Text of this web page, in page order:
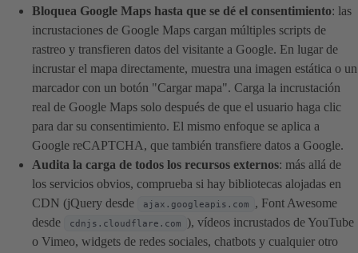
Bloquea Google Maps hasta que se dé el consentimiento: las
incrustaciones de Google Maps cargan múltiples scripts de
rastreo y transfieren datos del visitante a Google. En lugar de
incrustar el mapa directamente, muestra una imagen estática o un
marcador con un botón "Cargar mapa". Carga la incrustación
real de Google Maps solo después de que el usuario haga clic
para dar su consentimiento. El mismo enfoque se aplica a
Google reCAPTCHA, que también transfiere datos a Google.
Audita la carga de todos los recursos externos: más allá de
los servicios obvios, comprueba si hay bibliotecas alojadas en
CDN (jQuery desde
ajax.googleapis.com
, Font Awesome
desde
cdnjs.cloudflare.com ), vídeos incrustados de YouTube
o Vimeo, widgets de redes sociales, chatbots y cualquier otro